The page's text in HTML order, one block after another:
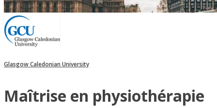
Glasgow Caledonian University
Maîtrise en physiothérapie